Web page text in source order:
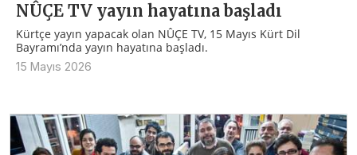
NÛÇE TV yayın hayatına başladı
Kürtçe yayın yapacak olan NÛÇE TV, 15 Mayıs Kürt Dil
Bayramı’nda yayın hayatına başladı.
15 Mayıs 2026